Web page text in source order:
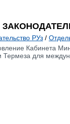
РУз /
Кабинета
Термеза для